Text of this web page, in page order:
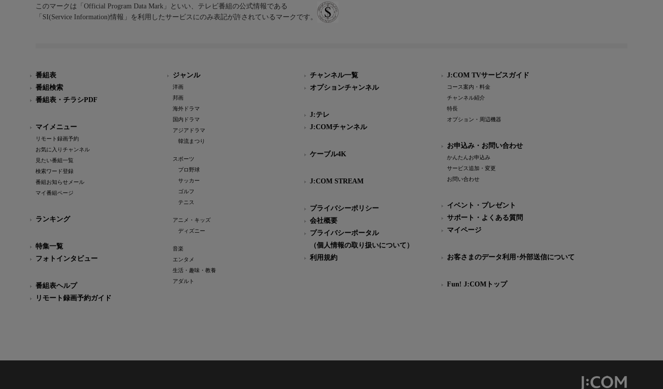
このマークは「Official Program Data Mark」といい、テレビ番組の公式情報である
「SI(Service Information)情報」を利用したサービスにのみ表記が許されているマークです。
番組表
番組検索
番組表・チラシPDF
マイメニュー
リモート録画予約
お気に入りチャンネル
見たい番組一覧
検索ワード登録
番組お知らせメール
マイ番組ページ
ランキング
特集一覧
フォトインタビュー
番組表ヘルプ
リモート録画予約ガイド
ジャンル
洋画
邦画
海外ドラマ
国内ドラマ
アジアドラマ
韓流まつり
スポーツ
プロ野球
サッカー
ゴルフ
テニス
アニメ・キッズ
ディズニー
音楽
エンタメ
生活・趣味・教養
アダルト
チャンネル一覧
オプションチャンネル
J:テレ
J:COMチャンネル
ケーブル4K
J:COM STREAM
プライバシーポリシー
会社概要
プライバシーポータル
（個人情報の取り扱いについて）
利用規約
J:COM TVサービスガイド
コース案内・料金
チャンネル紹介
特長
オプション・周辺機器
お申込み・お問い合わせ
かんたんお申込み
サービス追加・変更
お問い合わせ
イベント・プレゼント
サポート・よくある質問
マイページ
お客さまのデータ利用･外部送信について
Fun! J:COMトップ